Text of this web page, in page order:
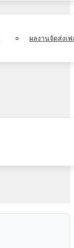
ผลงานจัดส่งเ